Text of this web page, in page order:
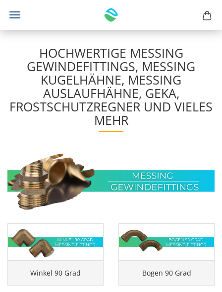
HOCHWERTIGE MESSING
GEWINDEFITTINGS, MESSING
KUGELHÄHNE, MESSING
AUSLAUFHÄHNE, GEKA,
FROSTSCHUTZREGNER UND VIELES
MEHR
Winkel 90 Grad Bogen 90 Grad